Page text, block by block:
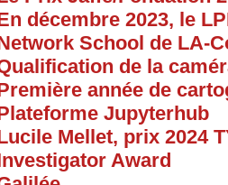
décembre 2023, le
School de LA-
de la
année de
Jupyterhub
Mellet, prix 2024
Award